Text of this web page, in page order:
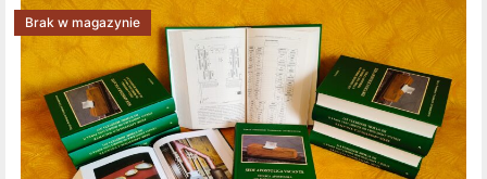
Brak w magazynie